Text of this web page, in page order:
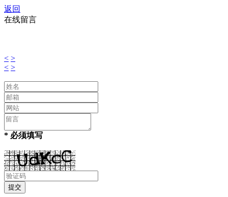
返回
在线留言
< >
< >
* 必须填写